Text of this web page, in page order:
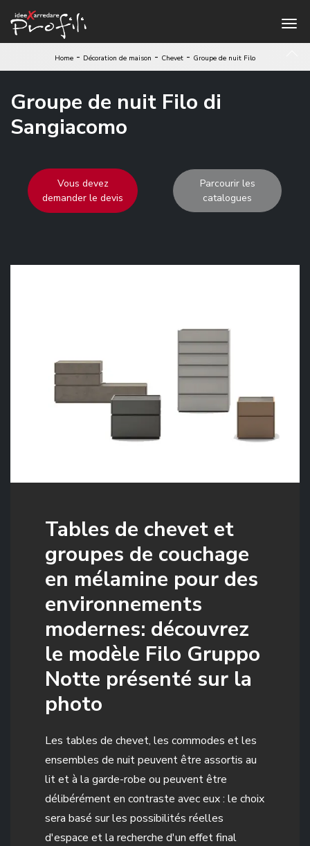
Home - Décoration de maison - Chevet - Groupe de nuit Filo
Groupe de nuit Filo di
Sangiacomo
Vous devez
demander le devis
Parcourir les
catalogues
Tables de chevet et
groupes de couchage
en mélamine pour des
environnements
modernes: découvrez
le modèle Filo Gruppo
Notte présenté sur la
photo
Les tables de chevet, les commodes et les
ensembles de nuit peuvent être assortis au
lit et à la garde-robe ou peuvent être
délibérément en contraste avec eux : le choix
sera basé sur les possibilités réelles
d'espace et la recherche d'un effet final